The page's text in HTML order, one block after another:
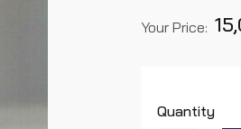
Your Price:
Quantity